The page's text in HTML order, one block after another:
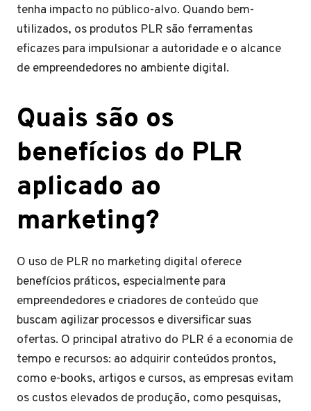
tenha impacto no público-alvo. Quando bem-
utilizados, os produtos PLR são ferramentas
eficazes para impulsionar a autoridade e o alcance
de empreendedores no ambiente digital.
Quais são os
benefícios do PLR
aplicado ao
marketing?
O uso de PLR no marketing digital oferece
benefícios práticos, especialmente para
empreendedores e criadores de conteúdo que
buscam agilizar processos e diversificar suas
ofertas. O principal atrativo do PLR é a economia de
tempo e recursos: ao adquirir conteúdos prontos,
como e-books, artigos e cursos, as empresas evitam
os custos elevados de produção, como pesquisas,